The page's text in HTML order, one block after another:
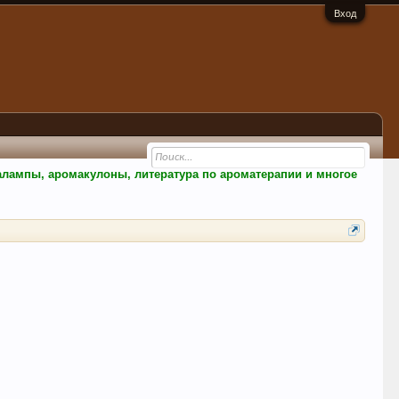
Вход
аромакулоны, литература по ароматерапии и многое